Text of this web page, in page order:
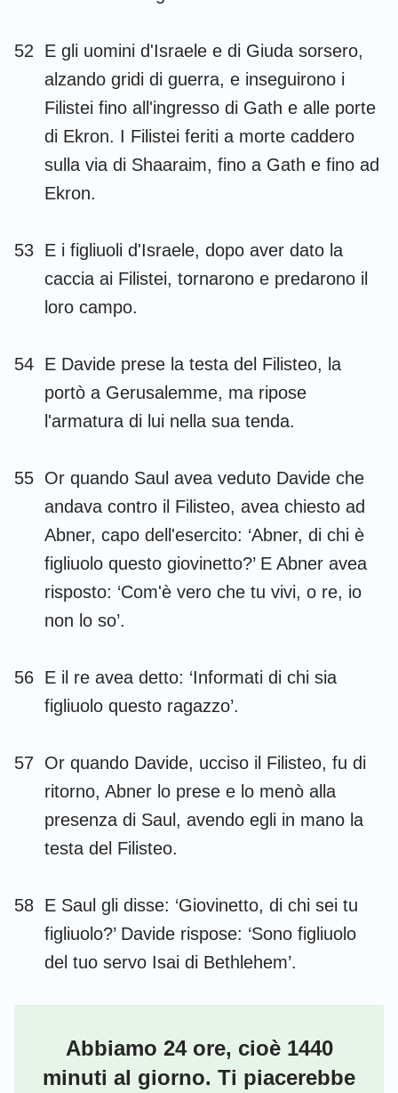
52
E gli uomini d'Israele e di Giuda sorsero,
alzando gridi di guerra, e inseguirono i
Filistei fino all'ingresso di Gath e alle porte
di Ekron. I Filistei feriti a morte caddero
sulla via di Shaaraim, fino a Gath e fino ad
Ekron.
53 E i figliuoli d'Israele, dopo aver dato la
caccia ai Filistei, tornarono e predarono il
loro campo.
54 E Davide prese la testa del Filisteo, la
portò a Gerusalemme, ma ripose
l'armatura di lui nella sua tenda.
55 Or quando Saul avea veduto Davide che
andava contro il Filisteo, avea chiesto ad
Abner, capo dell'esercito: ‘Abner, di chi è
figliuolo questo giovinetto?’ E Abner avea
risposto: ‘Com'è vero che tu vivi, o re, io
non lo so’.
56 E il re avea detto: ‘Informati di chi sia
figliuolo questo ragazzo’.
57 Or quando Davide, ucciso il Filisteo, fu di
ritorno, Abner lo prese e lo menò alla
presenza di Saul, avendo egli in mano la
testa del Filisteo.
58 E Saul gli disse: ‘Giovinetto, di chi sei tu
figliuolo?’ Davide rispose: ‘Sono figliuolo
del tuo servo Isai di Bethlehem’.
Abbiamo 24 ore, cioè 1440
minuti al giorno. Ti piacerebbe